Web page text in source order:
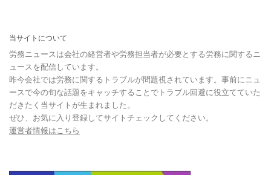
当サイトについて
労務ニュースは会社の経営者や労務担当者が必要とする労務に関するニ
ュースを配信しています。
昨今会社では労務に関するトラブルが問題視されています。事前にニュ
ースで今の旬な話題をキャッチすることでトラブル回避に役立てていた
だきたく当サイトが生まれました。
ぜひ、お気に入り登録してサイトチェックしてください。
運営者情報はこちら